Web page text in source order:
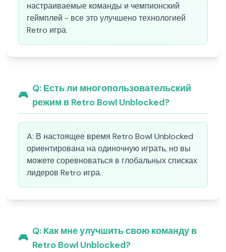
настраиваемые команды и чемпионский
геймплей - все это улучшено технологией
Retro игра.
🎮
Q: Есть ли многопользовательский
режим в Retro Bowl Unblocked?
A: В настоящее время Retro Bowl Unblocked
ориентирована на одиночную играть, но вы
можете соревноваться в глобальных списках
лидеров Retro игра.
🎮
Q: Как мне улучшить свою команду в
Retro Bowl Unblocked?